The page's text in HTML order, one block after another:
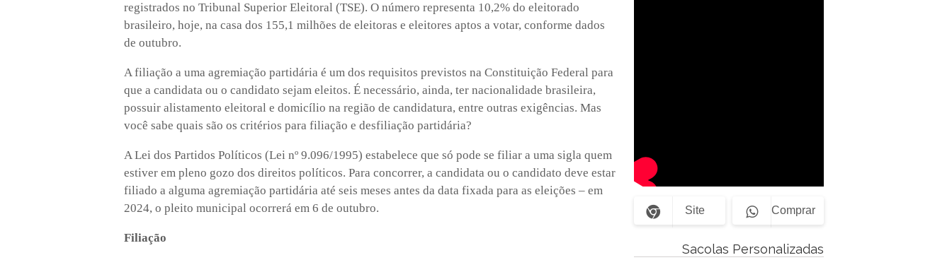
registrados no Tribunal Superior Eleitoral (TSE). O número representa 10,2% do eleitorado
brasileiro, hoje, na casa dos 155,1 milhões de eleitoras e eleitores aptos a votar, conforme dados
de outubro.
A filiação a uma agremiação partidária é um dos requisitos previstos na Constituição Federal para
que a candidata ou o candidato sejam eleitos. É necessário, ainda, ter nacionalidade brasileira,
possuir alistamento eleitoral e domicílio na região de candidatura, entre outras exigências. Mas
você sabe quais são os critérios para filiação e desfiliação partidária?
A Lei dos Partidos Políticos (Lei nº 9.096/1995) estabelece que só pode se filiar a uma sigla quem
estiver em pleno gozo dos direitos políticos. Para concorrer, a candidata ou o candidato deve estar
filiado a alguma agremiação partidária até seis meses antes da data fixada para as eleições – em
2024, o pleito municipal ocorrerá em 6 de outubro.
Filiação
Site Comprar
Sacolas Personalizadas